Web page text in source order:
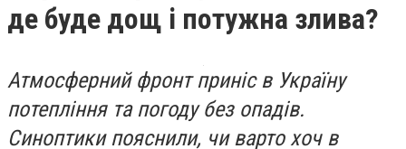
де буде дощ і потужна злива?
Атмосферний фронт приніс в Україну
потепління та погоду без опадів.
Синоптики пояснили, чи варто хоч в